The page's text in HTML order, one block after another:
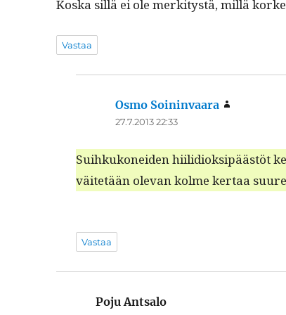
Kos­ka sil­lä ei ole merk­i­tys­tä, mil­lä
Vastaa
Osmo Soininvaara
27.7.2013 22:33
Suihkukonei­den hiilid­iok­sipäästöt
väitetään ole­van kolme ker­taa
Vastaa
Poju Antsalo